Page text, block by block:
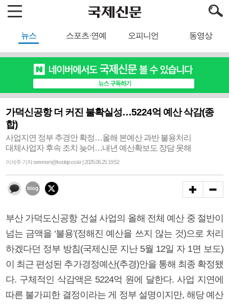
뉴스 스포츠·연예 오피니언 동영상
가덕신공항 더 커진 불확실성…5224억 예산 삭감(종
합)
사업지연 정부 추경안 확정…올해 본예산 과반 불용처리
대체사업자 후속 조치 늦어…내년 예산확보도 장담 못해
이석주 기자 serenom@kookje.co.kr | 2025.06.25 19:52
부산 가덕도신공항 건설 사업의 올해 전체 예산 중 절반이
넘는 금액을 ‘불용’(정해진 예산을 쓰지 않는 것)으로 처리
하겠다던 정부 방침(국제신문 지난 5월 12일 자 1면 보도)
이 최근 편성된 추가경정예산(추경)안을 통해 최종 확정됐
다. 구체적인 삭감액은 5224억 원에 달한다. 사업 지연에
따른 불가피한 결정이라는 게 정부 설명이지만, 해당 예산